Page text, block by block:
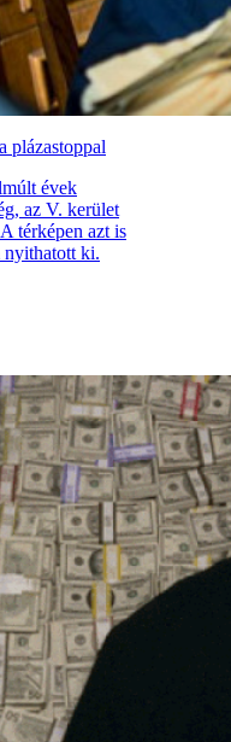
plázastoppal
évek
az V. kerület
térképen azt is
nyithatott ki.